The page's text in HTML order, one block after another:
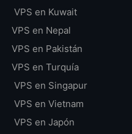
VPS en Kuwait
VPS en Nepal
VPS en Pakistán
VPS en Turquía
VPS en Singapur
VPS en Vietnam
VPS en Japón